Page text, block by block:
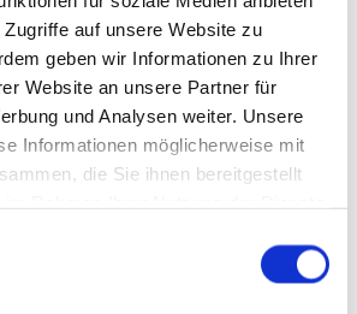
auf unsere Website zu
geben wir Informationen zu Ihrer
Website an unsere Partner für
und Analysen weiter. Unsere
Informationen möglicherweise mit
die Sie ihnen bereitgestellt